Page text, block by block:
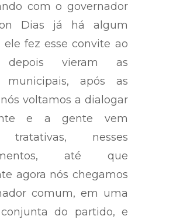
com o governador
Dias já há algum
fez esse convite ao
depois vieram as
municipais, após as
voltamos a dialogar
e a gente vem
tratativas, nesses
até que
agora nós chegamos
comum, em uma
do partido, e